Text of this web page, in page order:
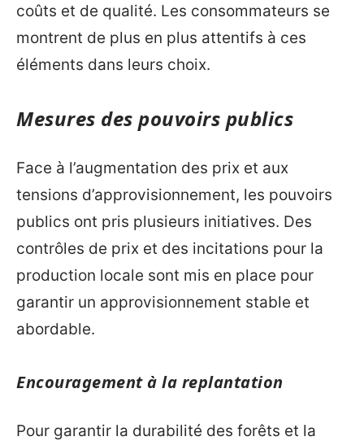
coûts et de qualité. Les consommateurs se
montrent de plus en plus attentifs à ces
éléments dans leurs choix.
Mesures des pouvoirs publics
Face à l’augmentation des prix et aux
tensions d’approvisionnement, les pouvoirs
publics ont pris plusieurs initiatives. Des
contrôles de prix et des incitations pour la
production locale sont mis en place pour
garantir un approvisionnement stable et
abordable.
Encouragement à la replantation
Pour garantir la durabilité des forêts et la